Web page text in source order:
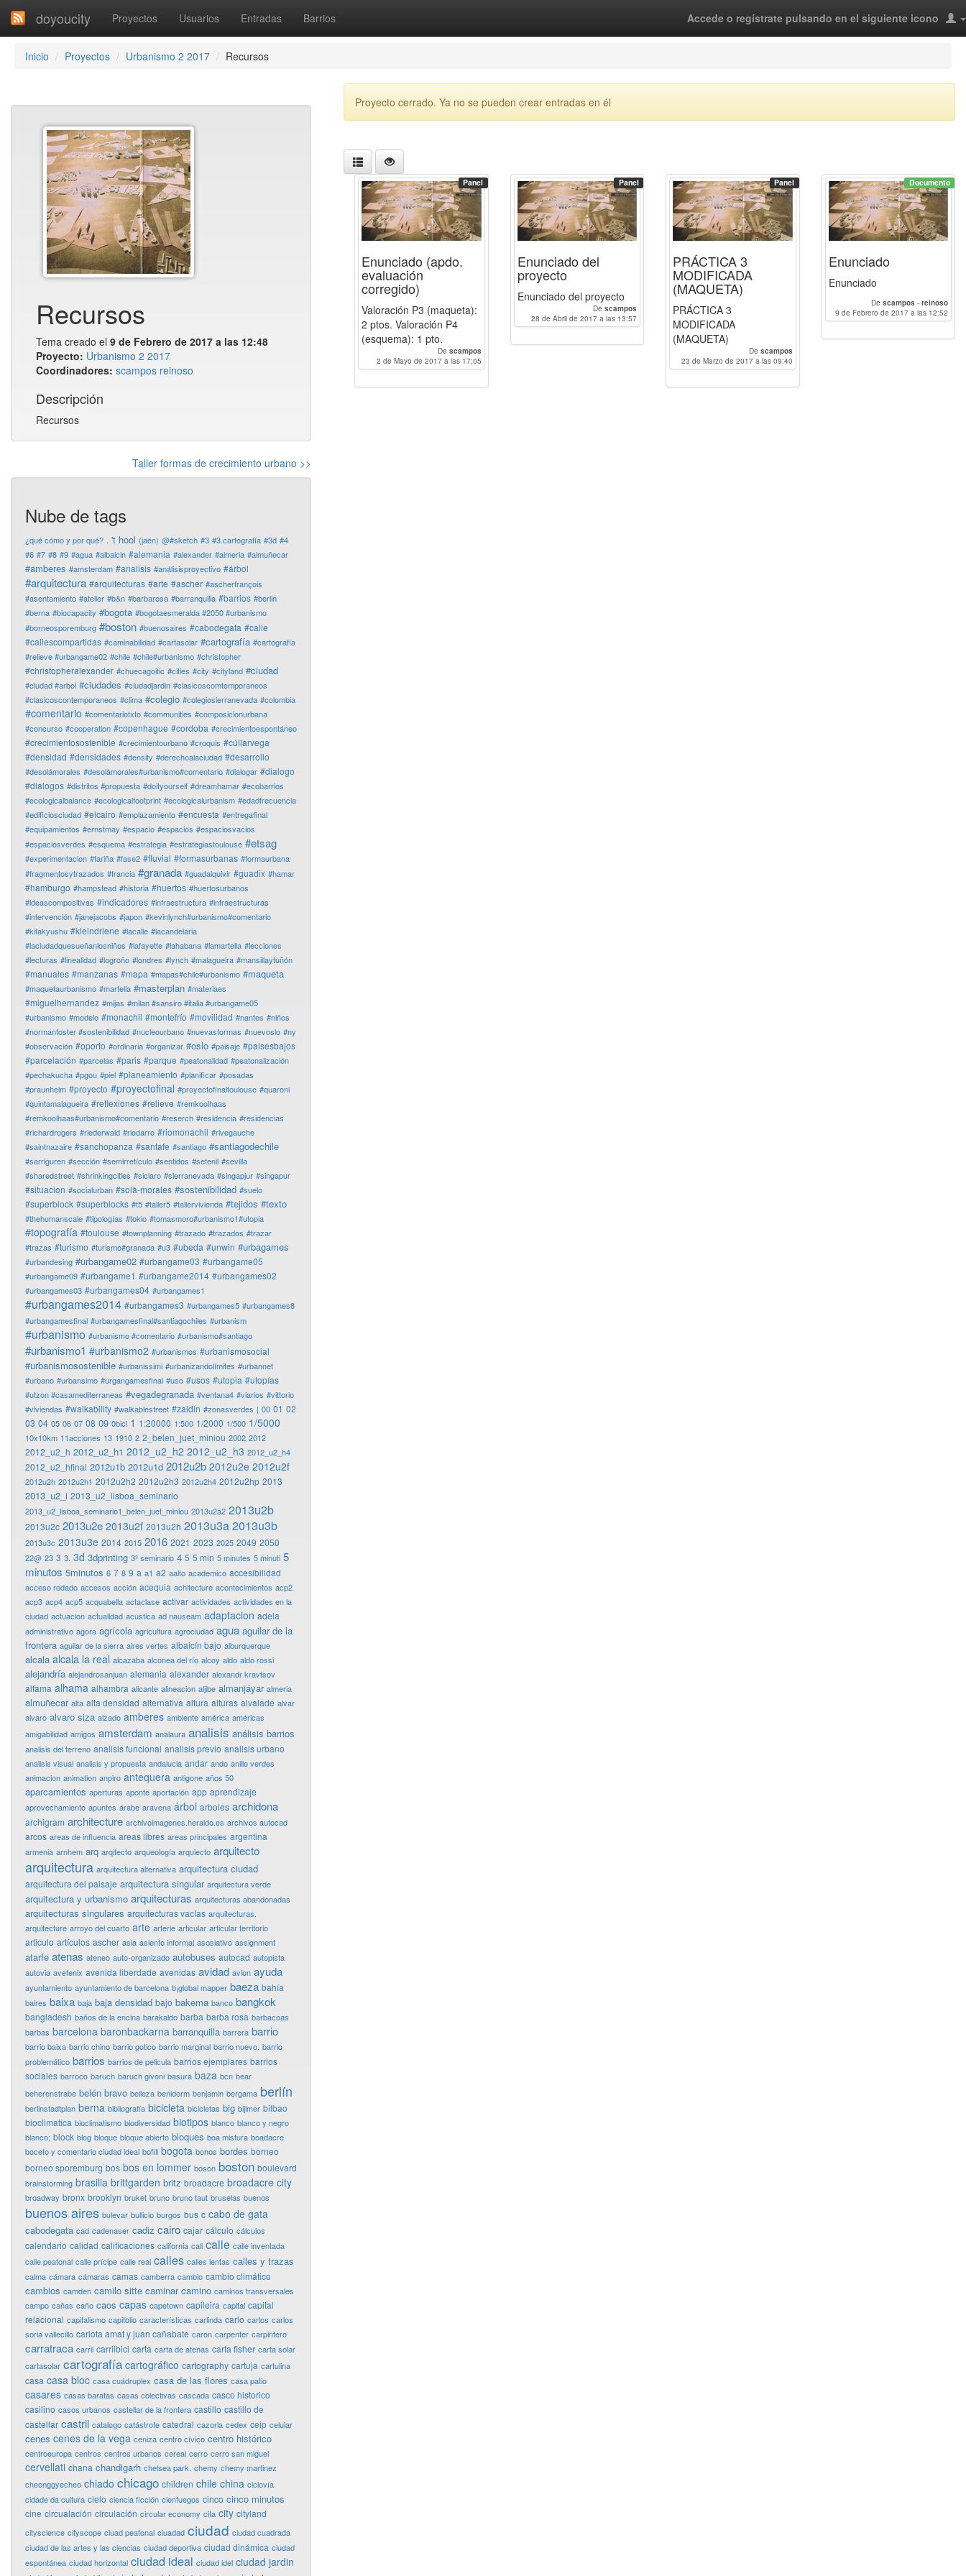
doyoucity Proyectos Usuarios Entradas Barrios Accede o regístrate pulsando en el siguiente icono
Inicio Proyectos Urbanismo 2 2017 Recursos
Recursos
Tema creado el 9 de Febrero de 2017 a las 12:48
Proyecto: Urbanismo 2 2017
Coordinadores: scampos reinoso
Descripción
Recursos
Taller formas de crecimiento urbano >>
Nube de tags
¿qué cómo y por qué? . 't hool (jaén) @#sketch #3 #3.cartografía #3d #4
#6 #7 #8 #9 #agua #albaicin #alemania #alexander #almeria #almuñecar
#amberes #amsterdam #analisis #análisisproyectivo #árbol
#arquitectura #arquitecturas #arte #ascher #ascherfrançois
#asentamiento #atelier #b&n #barbarosa #barranquilla #barrios #berlin
#berna #biocapacity #bogota #bogotaesmeralda #2050 #urbanismo
#borneosporemburg #boston #buenosaires #cabodegata #calle
#callescompartidas #caminabilidad #cartasolar #cartografía #cartografía
#relieve #urbangame02 #chile #chile#urbanismo #christopher
#christopheralexander #chuecagoitic #cities #city #cityland #ciudad
#ciudad #arbol #ciudades #ciudadjardin #clasicoscomtemporaneos
#clasicoscontemporaneos #clima #colegio #colegiosierranevada #colombia
#comentario #comentariotxto #communities #composicionurbana
#concurso #cooperation #copenhague #cordoba #crecimientoespontáneo
#crecimientosostenible #crecimientourbano #croquis #cúllarvega
#densidad #densidades #density #derechoalaciudad #desarrollo
#desolámorales #desolàmorales#urbanismo#comentario #dialogar #dialogo
#dialogos #distritos #propuesta #doityourself #dreamhamar #ecobarrios
#ecologicalbalance #ecologicalfootprint #ecologicalurbanism #edadfrecuencia
#edificiosciudad #elcairo #emplazamiento #encuesta #entregafinal
#equipamientos #ernstmay #espacio #espacios #espaciosvacios
#espaciosverdes #esquema #estrategia #estrategiastoulouse #etsag
#experimentacion #fariña #fase2 #fluvial #formasurbanas #formaurbana
#fragmentosytrazados #francia #granada #guadalquivir #guadix #hamar
#hamburgo #hampstead #historia #huertos #huertosurbanos
#ideascompositivas #indicadores #infraestructura #infraestructuras
#intervención #janejacobs #japon #kevinlynch#urbanismo#comentario
#kitakyushu #kleindriene #lacalle #lacandelaria
#laciudadquesueñanlosniños #lafayette #lahabana #lamartella #lecciones
#lecturas #linealidad #logroño #londres #lynch #malagueira #mansillaytuñón
#manuales #manzanas #mapa #mapas#chile#urbanismo #maqueta
#maquetaurbanismo #martella #masterplan #materiaes
#miguelhernandez #mijas #milan #sansiro #italia #urbangame05
#urbanismo #modelo #monachil #montefrío #movilidad #nantes #niños
#normanfoster #sostenibilidad #nucleourbano #nuevasformas #nuevoslo #ny
#observación #oporto #ordinaria #organizar #oslo #paisaje #paisesbajos
#parcelación #parcelas #paris #parque #peatonalidad #peatonalización
#pechakucha #pgou #piel #planeamiento #planificar #posadas
#praunheim #proyecto #proyectofinal #proyectofinaltoulouse #quaroni
#quintamalagueira #reflexiones #relieve #remkoolhaas
#remkoolhaas#urbanismo#comentario #reserch #residencia #residencias
#richardrogers #riederwald #riodarro #riomonachil #rivegauche
#saintnazaire #sanchopanza #santafe #santiago #santiagodechile
#sarriguren #sección #semirretículo #sentidos #setenil #sevilla
#sharedstreet #shrinkingcities #siclaro #sierranevada #singapjur #singapur
#situacion #socialurban #solà-morales #sostenibilidad #suelo
#superblock #superblocks #t5 #taller5 #tallervivienda #tejidos #texto
#thehumanscale #tipologías #tokio #tomasmoro#urbanismo1#utopia
#topografía #toulouse #townplanning #trazado #trazados #trazar
#trazas #turismo #turismo#granada #u3 #ubeda #unwin #urbagames
#urbandesing #urbangame02 #urbangame03 #urbangame05
#urbangame09 #urbangame1 #urbangame2014 #urbangames02
#urbangames03 #urbangames04 #urbangames1
#urbangames2014 #urbangames3 #urbangames5 #urbangames8
#urbangamesfinal #urbangamesfinal#santiagochiles #urbanism
#urbanismo #urbanismo #comentario #urbanismo#santiago
#urbanismo1 #urbanismo2 #urbanismos #urbanismosocial
#urbanismosostenible #urbanissimi #urbanizandolímites #urbannet
#urbano #urbansimo #urgangamesfinal #uso #usos #utopia #utopías
#utzon #casamediterraneas #vegadegranada #ventana4 #viarios #vittorio
#viviendas #walkability #walkablestreet #zaidin #zonasverdes | 00 01 02
03 04 05 06 07 08 09 0bici 1 1:20000 1:500 1/2000 1/500 1/5000
10x10km 11acciones 13 1910 2 2_belen_juet_miniou 2002 2012
2012_u2_h 2012_u2_h1 2012_u2_h2 2012_u2_h3 2012_u2_h4
2012_u2_hfinal 2012u1b 2012u1d 2012u2b 2012u2e 2012u2f
2012u2h 2012u2h1 2012u2h2 2012u2h3 2012u2h4 2012u2hp 2013
2013_u2_i 2013_u2_lisboa_seminario
2013_u2_lisboa_seminario1_belen_juet_miniou 2013u2a2 2013u2b
2013u2c 2013u2e 2013u2f 2013u2h 2013u3a2013u3b
2013u3c 2013u3e 2014 2015 2016 2021 2023 2025 2049 2050
22@ 23 3 3. 3d 3dprinting 3º seminario 4 5 5 min 5 minutes 5 minuti 5
minutos 5minutos 6 7 8 9 a a1 a2 aalto academico accesibilidad
acceso rodado accesos acción acequia achitecture acontecimientos acp2
acp3 acp4 acp5 acquabella actaclase activar actividades actividades en la
ciudad actuacion actualidad acustica ad nauseam adaptacion adela
administrativo agora agrícola agricultura agrociudad agua aguilar de la
frontera aguilar de la sierra aires vertes albaicín bajo alburquerque
alcala alcala la real alcazaba alconea del río alcoy aldo aldo rossi
alejandría alejandrosanjuan alemania alexander alexandr kravtsov
alfama alhama alhambra alicante alineacion aljibe almanjáyar almeria
almuñecar alta alta densidad alternativa altura alturas alvalade alvar
alvaro alvaro siza alzado amberes ambiente américa américas
amigabilidad amigos amsterdam analaura analisis análisis barrios
analisis del terreno analisis funcional analisis previo analisis urbano
analisis visual analisis y propuesta andalucia andar ando anillo verdes
animacion animation anpiro antequera antigone años 50
aparcamientos aperturas aponte aportación app aprendizaje
aprovechamiento apuntes árabe aravena árbol arboles archidona
archigram architecture archivoimagenes.heraldo.es archivos autocad
arcos areas de influencia areas libres areas principales argentina
armenia arnhem arq arqitecto arqueología arquiecto arquitecto
arquitectura arquitectura alternativa arquitectura ciudad
arquitectura del paisaje arquitectura singular arquitectura verde
arquitectura y urbanismo arquitecturas arquitecturas abandonadas
arquitecturas singulares arquitecturas vacías arquitecturas.
arquitecture arroyo del cuarto arte arterie articular articular territorio
articulo artículos ascher asia asiento informal asosiativo assignment
atarfe atenas ateneo auto-organizado autobuses autocad autopista
autovia avefenix avenida liberdade avenidas avidad avion ayuda
ayuntamiento ayuntamiento de barcelona b¡global mapper baeza bahía
baires baixa baja baja densidad bajo bakema banco bangkok
bangladesh baños de la encina barakaldo barba barba rosa barbacoas
barbas barcelona baronbackarna barranquilla barrera barrio
barrio baixa barrio chino barrio gotico barrio marginal barrio nuevo. barrio
problemático barrios barrios de pelicula barrios ejemplares barrios
sociales barroco baruch baruch givoni basura baza bcn bear
beherenstrabe belén bravo belleza benidorm benjamin bergama berlín
berlinstadtplan berna bibliografía bicicleta bicicletas big bijlmer bilbao
bioclimatica bioclimatismo biodiversidad biotipos blanco blanco y negro
blanco; block blog bloque bloque abierto bloques boa mistura boadacre
boceto y comentario ciudad ideal bofill bogota bonos bordes borneo
borneo sporemburg bos bos en lommer boson boston boulevard
brainstorming brasilia brittgarden britz broadacre broadacre city
broadway bronx brooklyn bruket bruno bruno taut bruselas buenos
buenos aires bulevar bullicio burgos bus c cabo de gata
cabodegata cad cadenaser cadiz cairo cajar cálculo cálculos
calendario calidad calificaciones california call calle calle inventada
calle peatonal calle prícipe calle real calles calles lentas calles y trazas
calma cámara cámaras camas camberra cambio cambio climático
cambios camden camilo sitte caminar camino caminos transversales
campo cañas caño caos capas capetown capileira capital capital
relacional capitalismo capitolio características carlinda carlo carlos carlos
soria vallecillo carlota amat y juan cañabate caron carpenter carpintero
carratraca carril carrilbici carta carta de atenas carta fisher carta solar
cartasolar cartografía cartográfico cartography cartuja cartulina
casa casa bloc casa cuádruplex casa de las flores casa patio
casares casas baratas casas colectivas cascada casco historico
casilino casos urbanos castellar de la frontera castillo castillo de
castellar castril catalogo catástrofe catedral cazorla cedex ceip celular
cenes cenes de la vega ceniza centro cívico centro histórico
centroeuropa centros centros urbanos cereal cerro cerro san miguel
cervellati chana chandigarh chelsea park. chemy chemy martinez
cheonggyecheo chiado chicago children chile china ciclovía
cidade da cultura cielo ciencia ficción cienfuegos cinco cinco minutos
cine circualación circulación circular economy cita city cityland
cityscience cityscope ciuad peatonal ciuadad ciudad ciudad cuadrada
ciudad de las artes y las ciencias ciudad deportiva ciudad dinámica ciudad
espontánea ciudad horizontal ciudad ideal ciudad idel ciudad jardin
Proyecto cerrado. Ya no se pueden crear entradas en él
Panel
Enunciado (apdo.
evaluación
corregido)
Valoración P3 (maqueta):
2 ptos. Valoración P4
(esquema): 1 pto.
De scampos
2 de Mayo de 2017 a las 17:05
Panel
Enunciado del
proyecto
Enunciado del proyecto
De scampos
28 de Abril de 2017 a las 13:57
Panel
PRÁCTICA 3
MODIFICADA
(MAQUETA)
PRÁCTICA 3
MODIFICADA
(MAQUETA)
De scampos
23 de Marzo de 2017 a las 09:40
Documento
Enunciado
Enunciado
De scampos - reinoso
9 de Febrero de 2017 a las 12:52